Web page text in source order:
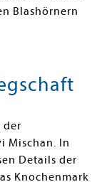
Blashörnern
der
Mischan. In
Details der
Knochenmark